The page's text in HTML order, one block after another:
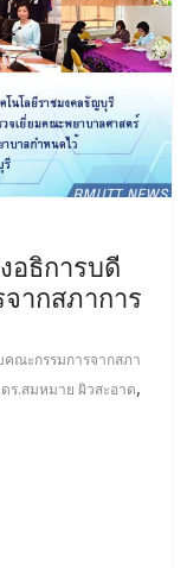
อธิการบดี
ากสภาการ
คณะกรรมการจากสภา
ร.สมหมาย ผิวสะอาด,